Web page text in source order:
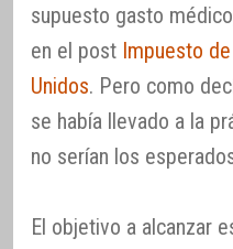
supuesto gasto
en el post Impuesto
Unidos. Pero como
se había llevado a la
no serían los
El objetivo a alcanzar